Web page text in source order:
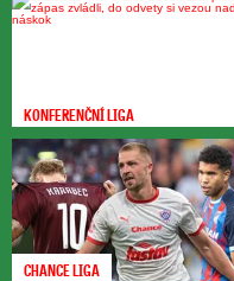
KONFERENČNÍ LIGA
CHANCE LIGA